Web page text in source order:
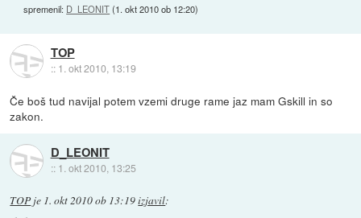
spremenil: D_LEONIT(1. okt 2010 ob 12:20)
TOP
:: 1. okt 2010, 13:19
Če boš tud navijal potem vzemi druge rame jaz mam Gskill in so
zakon.
D_LEONIT
:: 1. okt 2010, 13:25
TOP je 1. okt 2010 ob 13:19izjavil: